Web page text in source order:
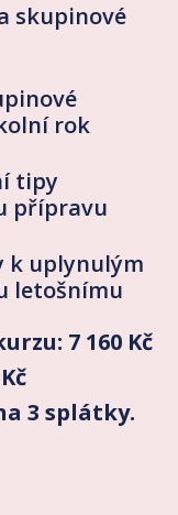
skupinové
rok
tipy
přípravu
k uplynulým
letošnímu
7 160 Kč
3 splátky.